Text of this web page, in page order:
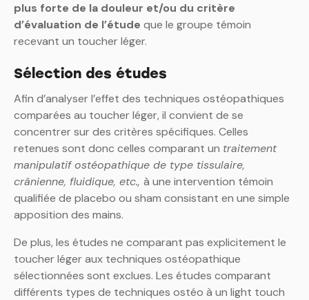
plus forte de la douleur et/ou du critère
d’évaluation de l’étude que le groupe témoin
recevant un toucher léger.
Sélection des études
Afin d’analyser l’effet des techniques ostéopathiques
comparées au toucher léger, il convient de se
concentrer sur des critères spécifiques. Celles
retenues sont donc celles comparant un traitement
manipulatif ostéopathique de type tissulaire,
crânienne, fluidique, etc., à une intervention témoin
qualifiée de placebo ou sham consistant en une simple
apposition des mains.
De plus, les études ne comparant pas explicitement le
toucher léger aux techniques ostéopathique
sélectionnées sont exclues. Les études comparant
différents types de techniques ostéo à un light touch